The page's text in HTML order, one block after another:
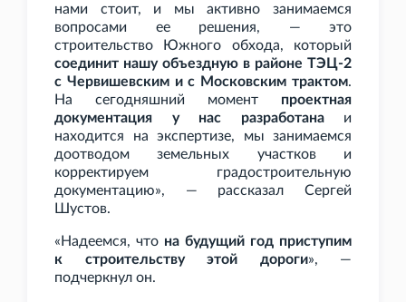
нами стоит, и мы активно занимаемся
вопросами ее решения, — это
строительство Южного обхода, который
соединит нашу объездную в районе ТЭЦ-2
с Червишевским и с Московским трактом.
На сегодняшний момент проектная
документация у нас разработанаи
находится на экспертизе, мы занимаемся
доотводом земельных участков и
корректируем градостроительную
документацию», — рассказал Сергей
Шустов.
«Надеемся, что на будущий год приступим
к строительству этой дороги», —
подчеркнул он.